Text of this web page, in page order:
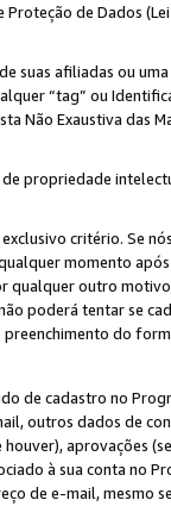
Proteção de Dados
suas afiliadas ou
“tag” ou
Não Exaustiva das
propriedade
critério. Se
momento
qualquer outro
poderá tentar se
do
de cadastro no
outros dados de
aprovações
à sua conta no
de e-mail,